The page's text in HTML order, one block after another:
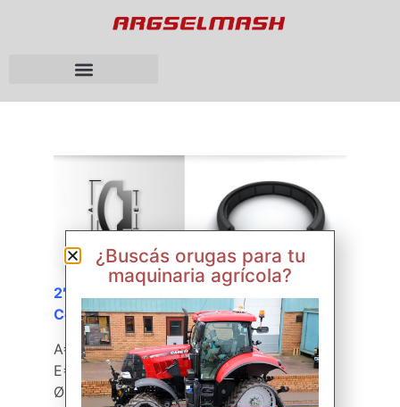
2″ x 12″
Cod. 22125
A= 47 mm
E= 29 mm
Ø DE= 285 mm
¿Buscás orugas para tu
maquinaria agrícola?